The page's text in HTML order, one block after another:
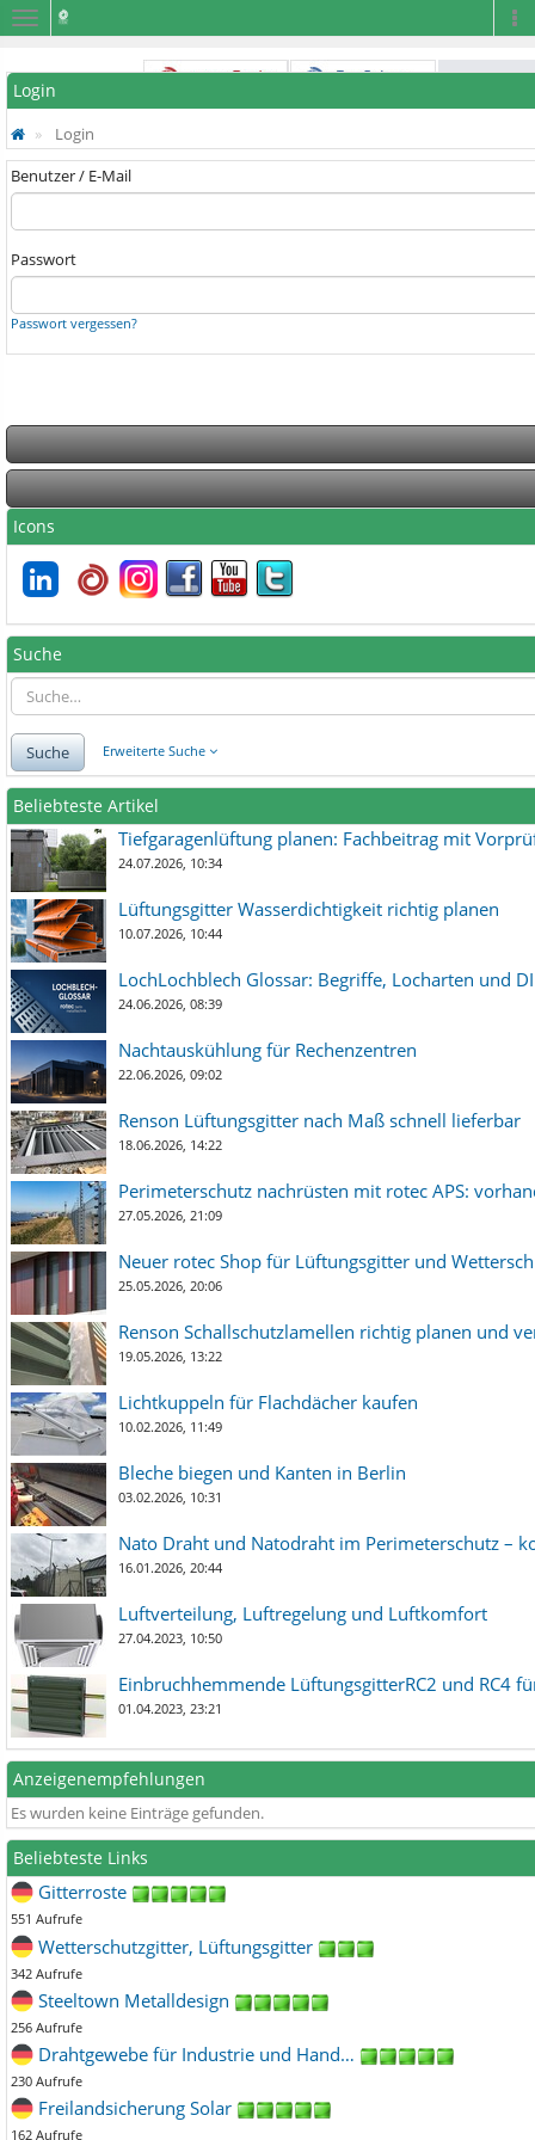
Navigation
Login
Login
Benutzer / E-Mail
Passwort
Passwort vergessen?
Icons
Suche
Suche Erweiterte Suche
Beliebteste Artikel
Tiefgaragenlüftung planen: Fachbeitrag mit
24.07.2026, 10:34
Lüftungsgitter Wasserdichtigkeit richtig planen
10.07.2026, 10:44
LochLochblech Glossar: Begriffe, Locharten und
24.06.2026, 08:39
Nachtauskühlung für Rechenzentren
22.06.2026, 09:02
Renson Lüftungsgitter nach Maß schnell lieferbar
18.06.2026, 14:22
Perimeterschutz nachrüsten mit rotec APS:
27.05.2026, 21:09
Neuer rotec Shop für Lüftungsgitter und
25.05.2026, 20:06
Renson Schallschutzlamellen richtig planen und
19.05.2026, 13:22
Lichtkuppeln für Flachdächer kaufen
10.02.2026, 11:49
Bleche biegen und Kanten in Berlin
03.02.2026, 10:31
Nato Draht und Natodraht im Perimeterschutz –
16.01.2026, 20:44
Luftverteilung, Luftregelung und Luftkomfort
27.04.2023, 10:50
Einbruchhemmende LüftungsgitterRC2 und RC4
01.04.2023, 23:21
Anzeigenempfehlungen
Es wurden keine Einträge gefunden.
Beliebteste Links
Gitterroste
551 Aufrufe
Wetterschutzgitter, Lüftungsgitter
342 Aufrufe
Steeltown Metalldesign
256 Aufrufe
Drahtgewebe für Industrie und Hand…
230 Aufrufe
Freilandsicherung Solar
162 Aufrufe